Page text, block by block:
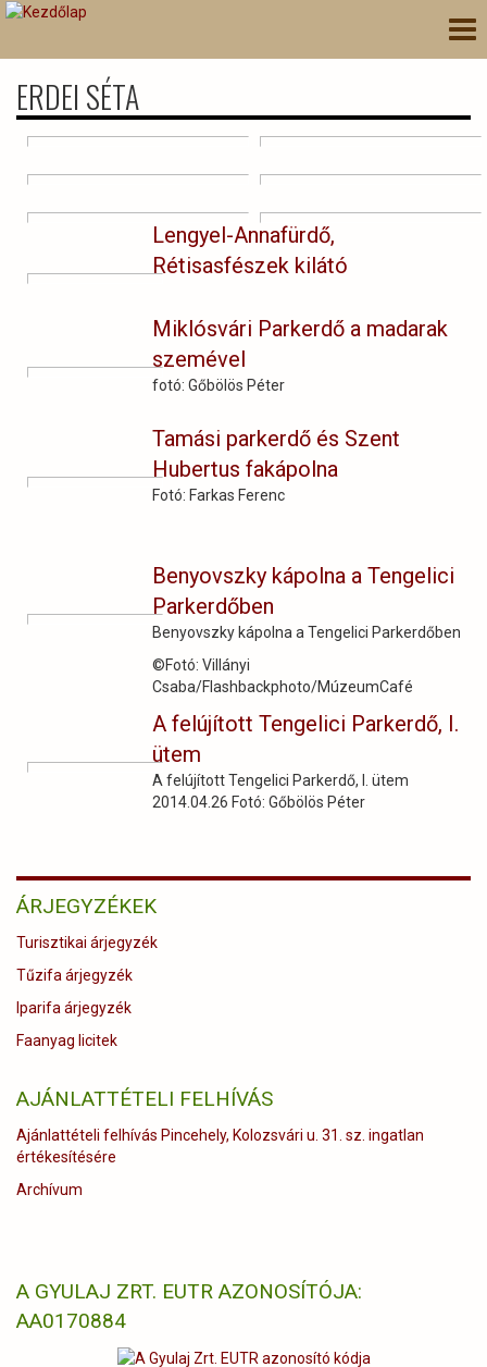
Ugrás
ERDEI SÉTA
Lengyel-Annafürdő,
Rétisasfészek kilátó
Miklósvári Parkerdő a madarak
szemével
fotó: Gőbölös Péter
Tamási parkerdő és Szent
Hubertus fakápolna
Fotó: Farkas Ferenc
Benyovszky kápolna a Tengelici
Parkerdőben
Benyovszky kápolna a Tengelici Parkerdőben
©Fotó: Villányi
Csaba/Flashbackphoto/MúzeumCafé
A felújított Tengelici Parkerdő, I.
ütem
A felújított Tengelici Parkerdő, I. ütem
2014.04.26 Fotó: Gőbölös Péter
ÁRJEGYZÉKEK
Turisztikai árjegyzék
Tűzifa árjegyzék
Iparifa árjegyzék
Faanyag licitek
AJÁNLATTÉTELI FELHÍVÁS
Ajánlattételi felhívás Pincehely, Kolozsvári u. 31. sz. ingatlan
értékesítésére
Archívum
A GYULAJ ZRT. EUTR AZONOSÍTÓJA:
AA0170884